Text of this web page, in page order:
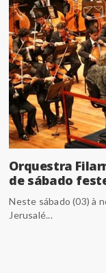
Orquestra
de sábado
Neste sábado (03) à
Jerusalé...